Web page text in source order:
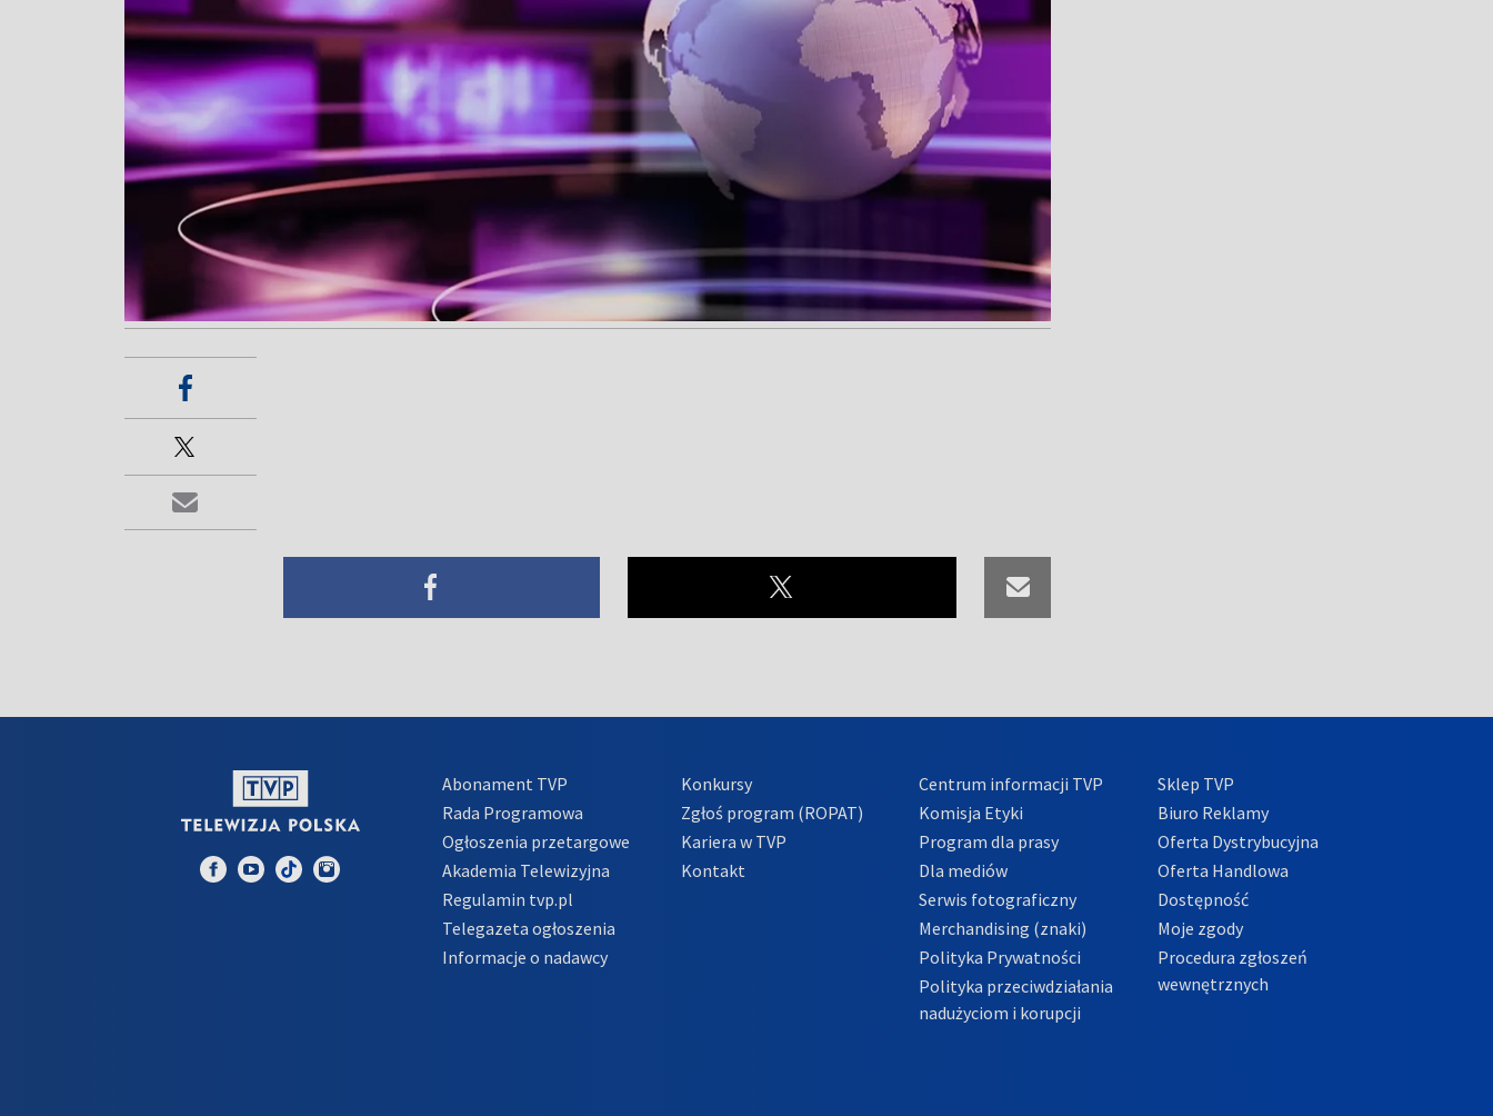
Abonament TVP
Rada Programowa
Ogłoszenia przetargowe
Akademia Telewizyjna
Regulamin tvp.pl
Telegazeta ogłoszenia
Informacje o nadawcy
Konkursy
Zgłoś program (ROPAT)
Kariera w TVP
Kontakt
Centrum informacji TVP
Komisja Etyki
Program dla prasy
Dla mediów
Serwis fotograficzny
Merchandising (znaki)
Polityka Prywatności
Polityka przeciwdziałania
nadużyciom i korupcji
Sklep TVP
Biuro Reklamy
Oferta Dystrybucyjna
Oferta Handlowa
Dostępność
Moje zgody
Procedura zgłoszeń
wewnętrznych